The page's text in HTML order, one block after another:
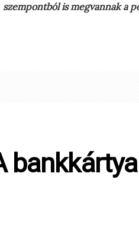
szempontból is megvannak a